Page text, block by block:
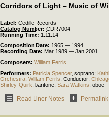
Corridors of Light – Music of
Label: Cedille Records
Catalog Number: CDR7004
Running Time: 1:11:14
Composition Date: 1965 — 1994
Recording Date: Mar 1989 — Jan 2001
Composers: William Ferris
Performers: Patricia Spencer, soprano;
Orchestra; William Ferris Conductor;
Shirley-Quirk baritone; Sara Watkins oboe
Read Liner Notes Permalink